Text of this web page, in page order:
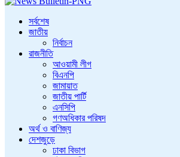
সর্বশেষ
জাতীয়
নির্বাচন
রাজনীতি
আওয়ামী লীগ
বিএনপি
জামায়াত
জাতীয় পার্টি
এনসিপি
গণঅধিকার পরিষদ
অর্থ ও বাণিজ্য
দেশজুড়ে
ঢাকা বিভাগ